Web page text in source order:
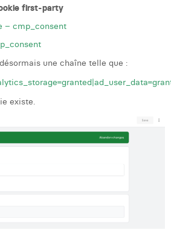
first-party
– cmp_consent
une chaîne telle que :
existe.